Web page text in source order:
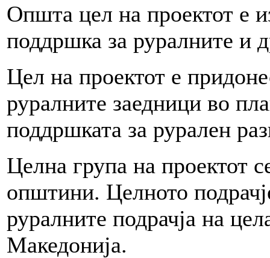
Општа цел на проектот е
поддршка за руралните и
Цел на проектот е
руралните заедници во
поддршката за рурален
Целна група на проектот
општини. Целното
руралните подрачја на
Македонија.